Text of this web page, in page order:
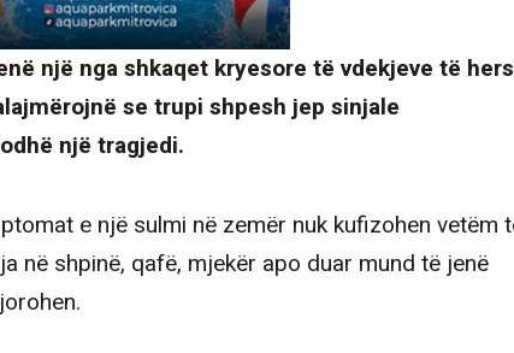
një nga shkaqet kryesore të vdekjeve të
se trupi shpesh jep sinjale
një tragjedi.
e një sulmi në zemër nuk kufizohen vetëm
në shpinë, qafë, mjekër apo duar mund të jenë